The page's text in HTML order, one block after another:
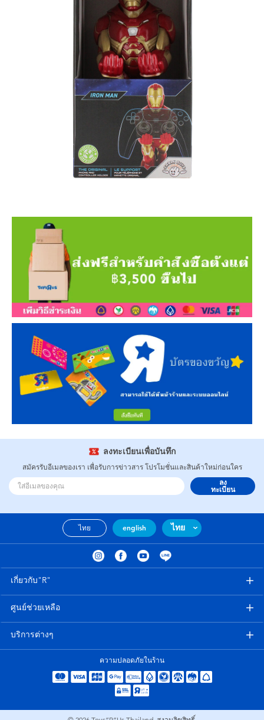
ลงทะเบียนเพื่อบันทึก
สมัครรับอีเมลของเรา เพื่อรับการข่าวสาร โปรโมชั่นและสินค้าใหม่ก่อนใคร
ลง
ทะเบียน
ไทย english ไทย
เกี่ยวกับ"R"
ศูนย์ช่วยเหลือ
บริการต่างๆ
ความปลอดภัยในร้าน